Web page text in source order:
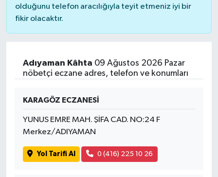
olduğunu telefon aracılığıyla teyit etmeniz iyi bir
fikir olacaktır.
Adıyaman Kâhta 09 Ağustos 2026 Pazar
nöbetçi eczane adres, telefon ve konumları
KARAGÖZ ECZANESİ
YUNUS EMRE MAH. ŞİFA CAD. NO:24 F
Merkez/ADIYAMAN
Yol Tarifi Al 0 (416) 225 10 26